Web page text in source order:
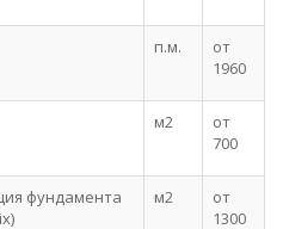
п.м.
от
1960
м2
от
700
фундамента
м2
от
1300